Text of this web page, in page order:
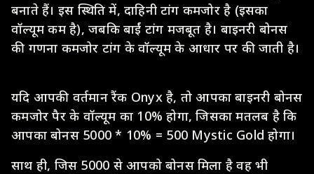
बनाते हैं। इस स्थिति में, दाहिनी टांग कमजोर है (इसका
वॉल्यूम कम है), जबकि बाईं टांग मजबूत है। बाइनरी बोनस
की गणना कमजोर टांग के वॉल्यूम के आधार पर की जाती है।
यदि आपकी वर्तमान रैंक Onyx है, तो आपका बाइनरी बोनस
कमजोर पैर के वॉल्यूम का 10% होगा, जिसका मतलब है कि
आपका बोनस 5000 * 10% = 500 Mystic Gold होगा।
साथ ही, जिस 5000 से आपको बोनस मिला है वह भी